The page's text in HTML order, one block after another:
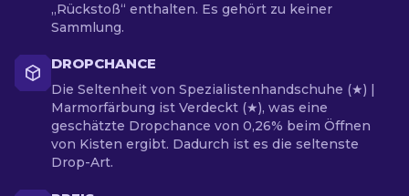
„Rückstoß“ enthalten. Es gehört zu keiner
Sammlung.
DROPCHANCE
Die Seltenheit von Spezialistenhandschuhe (★) |
Marmorfärbung ist Verdeckt (★), was eine
geschätzte Dropchance von 0,26% beim Öffnen
von Kisten ergibt. Dadurch ist es die seltenste
Drop-Art.